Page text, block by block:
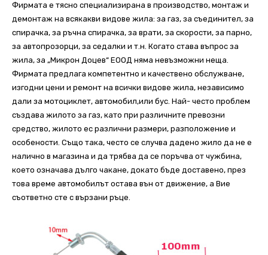
Фирмата е тясно специализирана в производство, монтаж и
демонтаж на всякакви видове жила: за газ, за съединител, за
спирачка, за ръчна спирачка, за врати, за скорости, за парно,
за автопрозорци, за седалки и т.н. Когато става въпрос за
жила, за „Микрон Доцев“ ЕООД няма невъзможни неща.
Фирмата предлага компетентно и качествено обслужване,
изгодни цени и ремонт на всички видове жила, независимо
дали за мотоциклет, автомобил,или бус. Най- често проблем
създава жилото за газ, като при различните превозни
средство, жилото ес различни размери, разположение и
особености. Също така, често се случва дадено жило да не е
налично в магазина и да трябва да се поръчва от чужбина,
което означава дълго чакане, докато бъде доставено, през
това време автомобилът остава вън от движение, а Вие
съответно сте с вързани ръце.